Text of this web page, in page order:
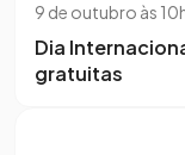
9 de outubro às
Dia
gratuitas